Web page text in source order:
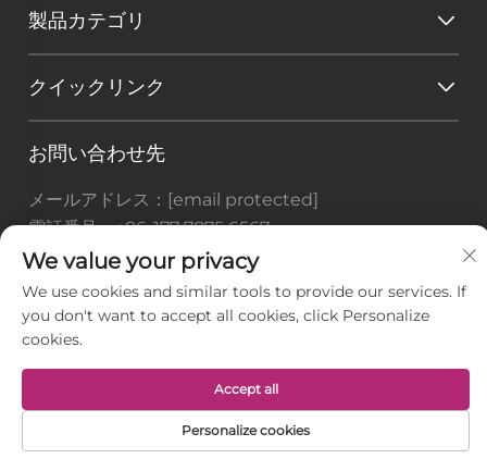
製品カテゴリ
クイックリンク
お問い合わせ先
メールアドレス： [email protected]
電話番号：+86-177 7875 6567
Office add : 中国江蘇省南通市掘港鎮如東経済開発区
太行山路128-8番地
We value your privacy
We use cookies and similar tools to provide our services. If
you don't want to accept all cookies, click Personalize
cookies.
Personalize cookies
Accept all